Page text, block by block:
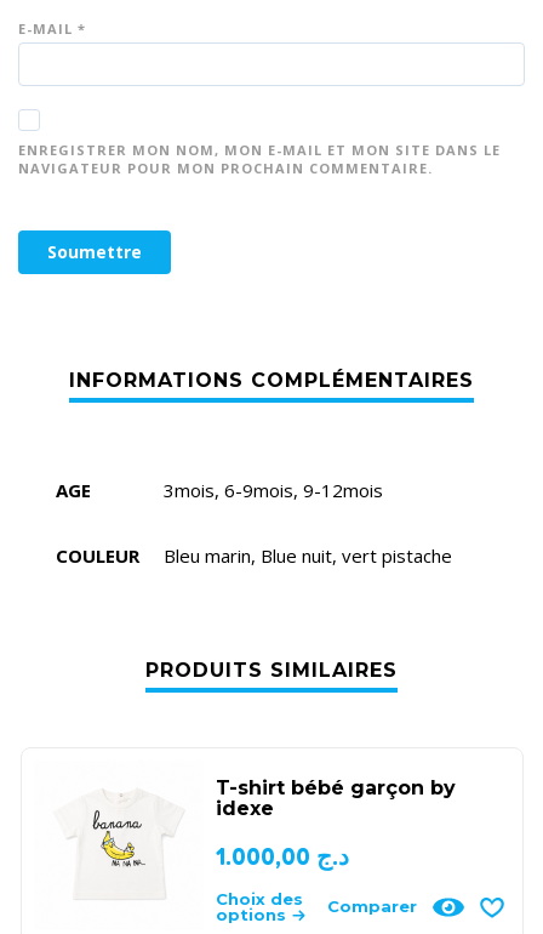
E-MAIL *
ENREGISTRER MON NOM, MON E-MAIL ET MON SITE DANS LE
NAVIGATEUR POUR MON PROCHAIN COMMENTAIRE.
AGE 3mois, 6-9mois, 9-12mois
COULEUR Bleu marin, Blue nuit, vert pistache
PRODUITS SIMILAIRES
T-shirt bébé garçon by
idexe
د.ج
Choix des
options
Comparer